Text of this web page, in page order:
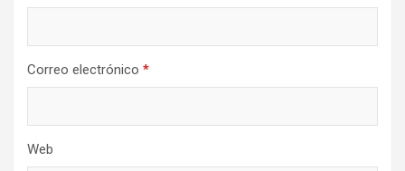
Correo electrónico *
Web